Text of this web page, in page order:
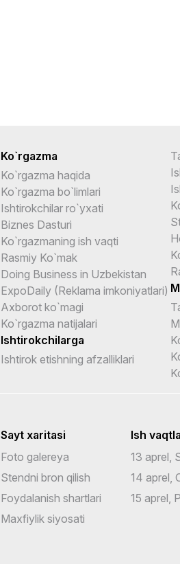
Ko`rgazma
Ko`rgazma haqida
Ko`rgazma bo`limlari
Ishtirokchilar ro`yxati
Biznes Dasturi
Ko`rgazmaning ish vaqti
Rasmiy Ko`mak
Doing Business in Uzbekistan
ExpoDaily (Reklama imkoniyatlari)
Axborot ko`magi
Ko`rgazma natijalari
Ishtirokchilarga
Ishtirok etishning afzalliklari
Sayt xaritasi
Foto galereya
Stendni bron qilish
Foydalanish shartlari
Maxfiylik siyosati
Ish
13 aprel,
14 aprel,
15 aprel,